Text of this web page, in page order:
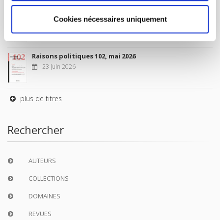
Cookies nécessaires uniquement
Sociétés contemporaines 139, 2025
6 juil. 2026
Raisons politiques 102, mai 2026
23 juin 2026
plus de titres
Rechercher
AUTEURS
COLLECTIONS
DOMAINES
REVUES